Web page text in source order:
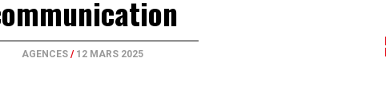
AGENCES / 12 MARS 2025